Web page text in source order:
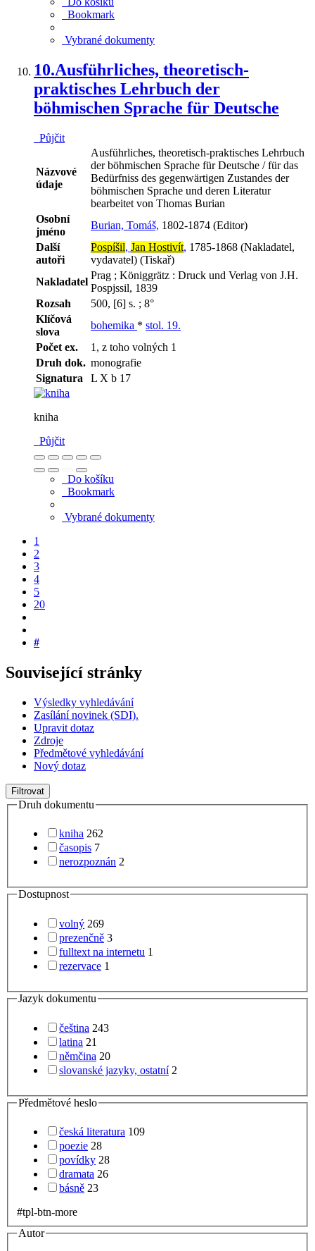
Bookmark
Vybrané dokumenty
10.Ausführliches, theoretisch-
praktisches Lehrbuch der
böhmischen Sprache für Deutsche
Půjčit
Názvové
údaje
Ausführliches, theoretisch-praktisches Lehrbuch
der böhmischen Sprache für Deutsche / für das
Bedürfniss des gegenwärtigen Zustandes der
böhmischen Sprache und deren Literatur
bearbeitet von Thomas Burian
Osobní
jméno
Burian, Tomáš, 1802-1874 (Editor)
Další
autoři
Pospíšil, Jan Hostivít, 1785-1868 (Nakladatel,
vydavatel) (Tiskař)
Nakladatel
Prag ; Königgrätz : Druck und Verlag von J.H.
Pospjssil, 1839
Rozsah
500, [6] s. ; 8°
Klíčová
slova
bohemika * stol. 19.
Počet ex.
1, z toho volných 1
Druh dok. monografie
Signatura
L X b 17
kniha
Půjčit
Do košíku
Bookmark
Vybrané dokumenty
1
2
3
4
5
20
#
Související stránky
Výsledky vyhledávání
Zasílání novinek (SDI).
Upravit dotaz
Zdroje
Předmětové vyhledávání
Nový dotaz
Filtrovat
Druh dokumentu
kniha 262
časopis 7
nerozpoznán 2
Dostupnost
volný 269
prezenčně 3
fulltext na internetu 1
rezervace 1
Jazyk dokumentu
čeština 243
latina 21
němčina 20
slovanské jazyky, ostatní 2
Předmětové heslo
česká literatura 109
poezie 28
povídky 28
dramata 26
básně 23
#tpl-btn-more
Autor